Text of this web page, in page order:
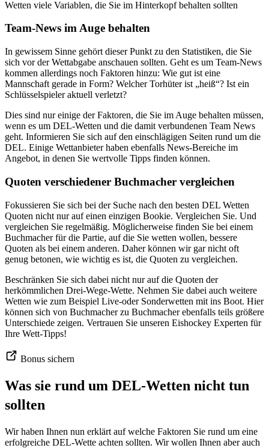
Wetten viele Variablen, die Sie im Hinterkopf behalten sollten
Team-News im Auge behalten
In gewissem Sinne gehört dieser Punkt zu den Statistiken, die Sie
sich vor der Wettabgabe anschauen sollten. Geht es um Team-News
kommen allerdings noch Faktoren hinzu: Wie gut ist eine
Mannschaft gerade in Form? Welcher Torhüter ist „heiß“? Ist ein
Schlüsselspieler aktuell verletzt?
Dies sind nur einige der Faktoren, die Sie im Auge behalten müssen,
wenn es um DEL-Wetten und die damit verbundenen Team News
geht. Informieren Sie sich auf den einschlägigen Seiten rund um die
DEL. Einige Wettanbieter haben ebenfalls News-Bereiche im
Angebot, in denen Sie wertvolle Tipps finden können.
Quoten verschiedener Buchmacher vergleichen
Fokussieren Sie sich bei der Suche nach den besten DEL Wetten
Quoten nicht nur auf einen einzigen Bookie. Vergleichen Sie. Und
vergleichen Sie regelmäßig. Möglicherweise finden Sie bei einem
Buchmacher für die Partie, auf die Sie wetten wollen, bessere
Quoten als bei einem anderen. Daher können wir gar nicht oft
genug betonen, wie wichtig es ist, die Quoten zu vergleichen.
Beschränken Sie sich dabei nicht nur auf die Quoten der
herkömmlichen Drei-Wege-Wette. Nehmen Sie dabei auch weitere
Wetten wie zum Beispiel Live-oder Sonderwetten mit ins Boot. Hier
können sich von Buchmacher zu Buchmacher ebenfalls teils größere
Unterschiede zeigen. Vertrauen Sie unseren Eishockey Experten für
Ihre Wett-Tipps!
Bonus sichern
Was sie rund um DEL-Wetten nicht tun
sollten
Wir haben Ihnen nun erklärt auf welche Faktoren Sie rund um eine
erfolgreiche DEL-Wette achten sollten. Wir wollen Ihnen aber auch